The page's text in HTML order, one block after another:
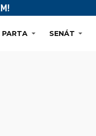
PARTA SENÁT